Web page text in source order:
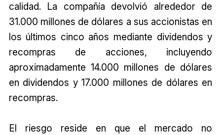
calidad. La compañía devolvió alrededor de
31.000 millones de dólares a sus accionistas en
los últimos cinco años mediante dividendos y
recompras de acciones, incluyendo
aproximadamente 14.000 millones de dólares
en dividendos y 17.000 millones de dólares en
recompras.
El riesgo reside en que el mercado no